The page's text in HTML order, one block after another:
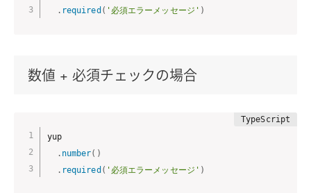
. required ( '必須エラーメッセージ' )
数値 + 必須チェックの場合
yup
. number( )
. required ( '必須エラーメッセージ' )